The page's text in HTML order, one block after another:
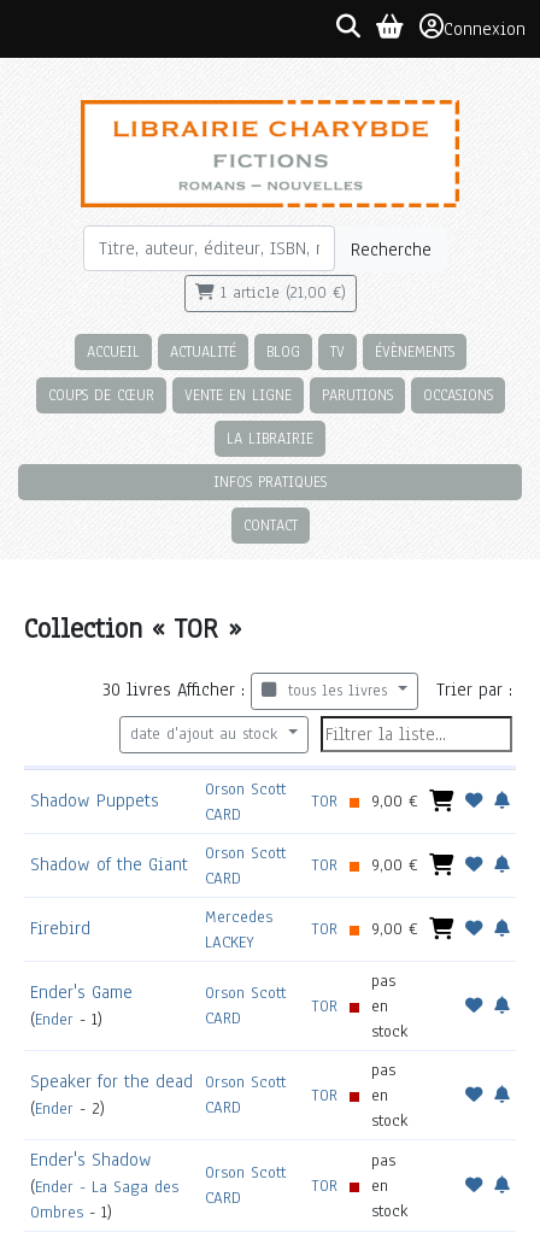
Connexion
Recherche
1 article (21,00 €)
ACCUEIL ACTUALITÉ BLOG TV ÉVÈNEMENTS
COUPS DE CŒUR VENTE EN LIGNE PARUTIONS OCCASIONS
LA LIBRAIRIE
INFOS PRATIQUES
CONTACT
Collection « TOR »
30 livresAfficher : tous les livres Trier par :
date d'ajout au stock
Shadow Puppets
Orson Scott
CARD
TOR 9,00 €
Shadow of the Giant
Orson Scott
CARD
TOR 9,00 €
Firebird
Mercedes
LACKEY
TOR 9,00 €
Ender's Game
(Ender - 1)
Orson Scott
CARD
TOR
pas
en
stock
Speaker for the dead
(Ender - 2)
Orson Scott
CARD
TOR
pas
en
stock
Ender's Shadow
(Ender - La Saga des
Ombres - 1)
Orson Scott
CARD
TOR
pas
en
stock